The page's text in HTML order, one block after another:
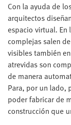
Con la ayuda de
arquitectos
espacio virtual. En
complejas salen
visibles también
atrevidas son
de manera
Para, por un lado,
poder fabricar de
construcción que